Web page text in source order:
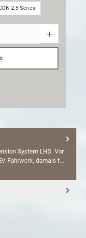
2.5 Series
System LHD Vor
Fahrwerk, damals f…